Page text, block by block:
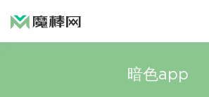
暗色app